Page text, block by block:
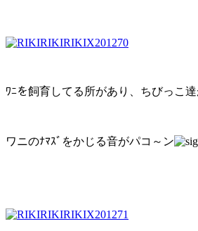
ﾜﾆを飼育してる所があり、ちびっこ
ワニのﾅﾏｽﾞをかじる音がパコ～ン